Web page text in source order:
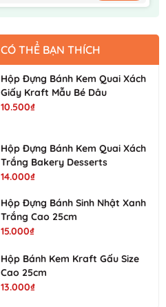
CÓ THỂ BẠN THÍCH
Hộp Đựng Bánh Kem Quai Xách
Giấy Kraft Mẫu Bé Dâu
10.500₫
Hộp Đựng Bánh Kem Quai Xách
Trắng Bakery Desserts
14.000₫
Hộp Đựng Bánh Sinh Nhật Xanh
Trắng Cao 25cm
15.000₫
Hộp Bánh Kem Kraft Gấu Size
Cao 25cm
13.000₫